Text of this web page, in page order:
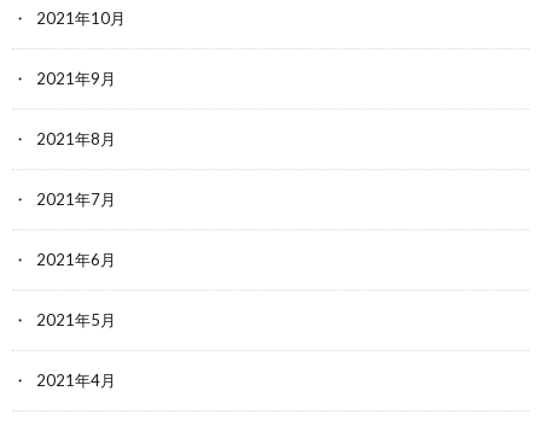
2021年10月
2021年9月
2021年8月
2021年7月
2021年6月
2021年5月
2021年4月